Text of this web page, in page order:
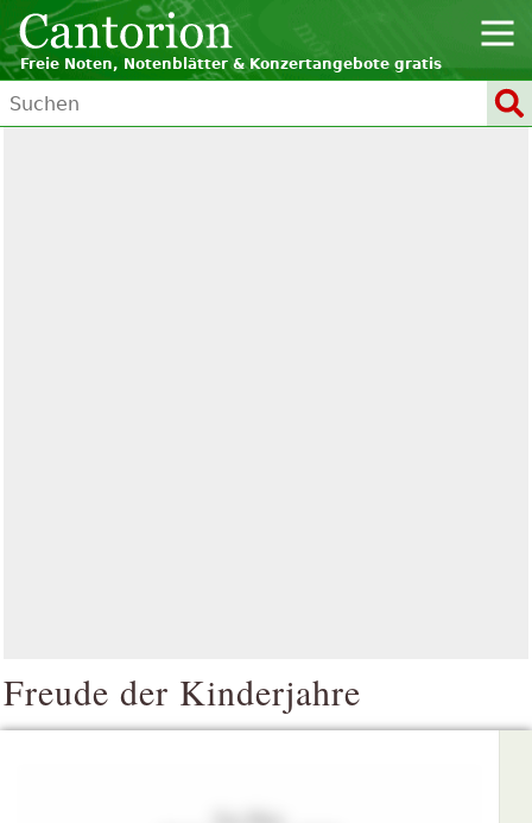
Freie Noten, Notenblätter & Konzertangebote gratis
Freude der Kinderjahre